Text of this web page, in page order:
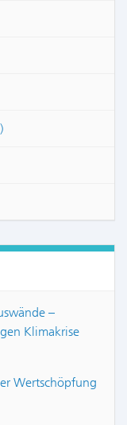
–
Klimakrise
Wertschöpfung